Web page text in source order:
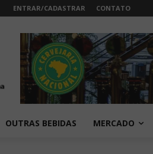
ENTRAR/CADASTRAR CONTATO
OUTRAS BEBIDAS MERCADO